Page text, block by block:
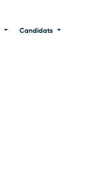
Candidats